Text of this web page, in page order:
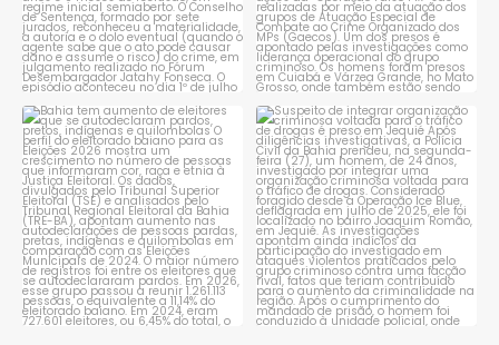
Bahia tem aumento de eleitores
que se autodeclaram...
1 0
Suspeito de integrar
organização criminosa
voltada...
1 0